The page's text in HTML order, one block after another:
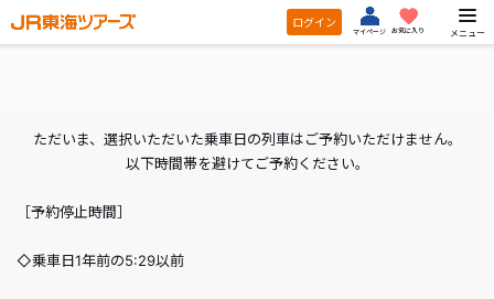
ログイン
マイページ お気に入り メニュー
ただいま、選択いただいた乗車日の列車はご予約いただけません。
以下時間帯を避けてご予約ください。
［予約停止時間］
◇乗車日1年前の5:29以前